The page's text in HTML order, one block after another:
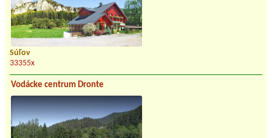
Súľov
33355x
Vodácke centrum Dronte